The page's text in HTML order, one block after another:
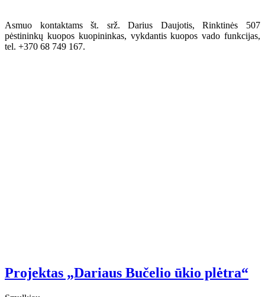
Asmuo kontaktams št. srž. Darius Daujotis, Rinktinės 507
pėstininkų kuopos kuopininkas, vykdantis kuopos vado funkcijas,
tel. +370 68 749 167.
Projektas „Dariaus Bučelio ūkio plėtra“